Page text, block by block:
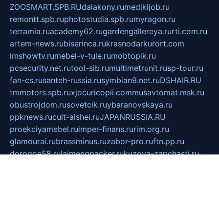
ZOOSMART.SPB.RUdalakony.rumedikijob.ru
remontt.spb.ruphotostudia.spb.rumyragon.ru
terramia.ruacademy62.rugardengallereya.rurti.com.ru
artem-news.rubiserinca.rukrasnodarkurort.com
imshowtv.rumebel-v-tule.rumobtopik.ru
pcsecurity.net.rutool-sib.rumultimetrunit.rusp-tour.ru
fan-cs.rusanteh-russia.rusymbian9.net.ruDSHAIR.RU
tmmotors.spb.ruxjocuricopii.commusavtomat.msk.ru
obustrojdom.rusovetcik.ruybaranovskaya.ru
ppknews.rucult-alshei.ruJAPANRUSSIA.RU
proekciyamebel.ruimper-finans.rurim.org.ru
glamourai.rubrassminus.ruzabor-pro.ruftn.pp.ru
dorogoe58.rulaimengpacker.rukuzova-zapchasti.ru